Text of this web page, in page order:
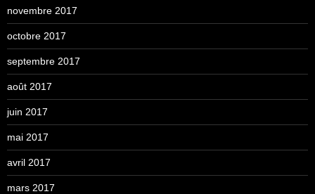
novembre 2017
octobre 2017
septembre 2017
août 2017
juin 2017
mai 2017
avril 2017
mars 2017